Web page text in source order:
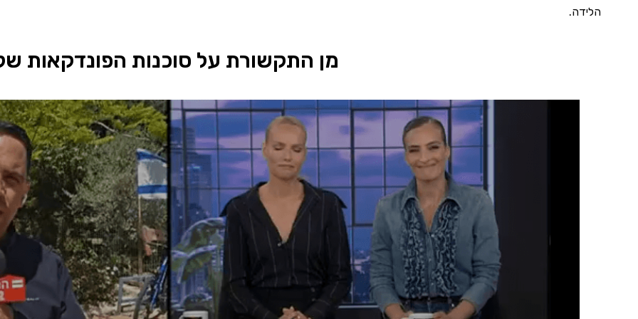
הלידה.
מן התקשורת על סוכנות הפונדקאות